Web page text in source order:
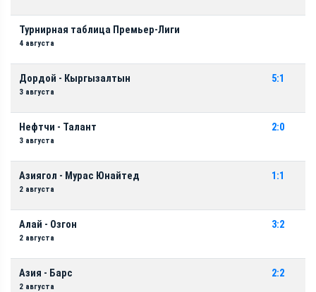
Турнирная таблица Премьер-Лиги
4 августа
Дордой - Кыргызалтын
3 августа
5:1
Нефтчи - Талант
3 августа
2:0
Азиягол - Мурас Юнайтед
2 августа
1:1
Алай - Озгон
2 августа
3:2
Азия - Барс
2 августа
2:2